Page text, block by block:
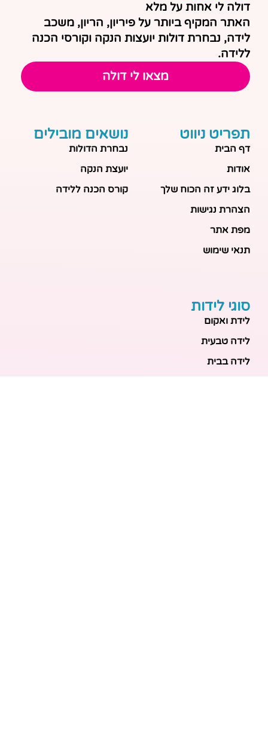
דולה לי אחות על מלא
האתר המקיף ביותר על פיריון, הריון, משכב
לידה, נבחרת דולות יועצות הנקה וקורסי הכנה
ללידה.
מצאו לי דולה
תפריט ניווט
דף הבית
אודות
בלוג ידע זה הכוח שלך
הצהרת נגישות
מפת אתר
תנאי שימוש
נושאים מובילים
נבחרת הדולות
יועצת הנקה
קורס הכנה ללידה
סוגי לידות
לידת ואקום
לידה טבעית
לידה בבית